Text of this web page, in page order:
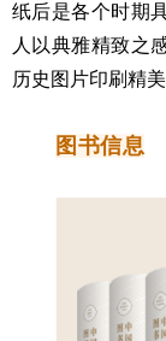
纸后是各个时期
人以典雅精致之
历史图片印刷精
图书信息